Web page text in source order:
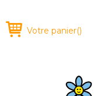
Votre panier()